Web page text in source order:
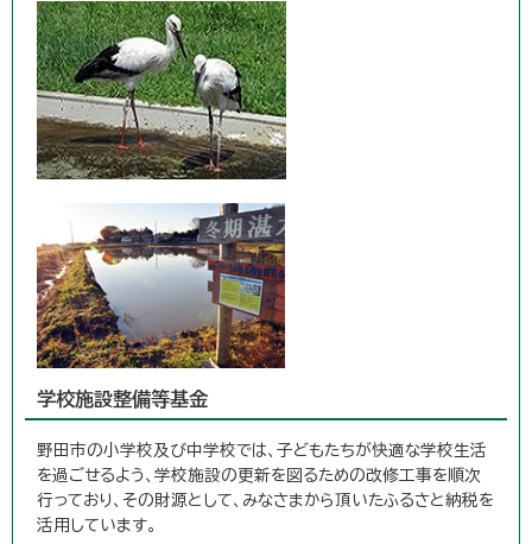
学校施設整備等基金
野田市の小学校及び中学校では、子どもたちが快適な学校生活
を過ごせるよう、学校施設の更新を図るための改修工事を順次
行っており、その財源として、みなさまから頂いたふるさと納税を
活用しています。